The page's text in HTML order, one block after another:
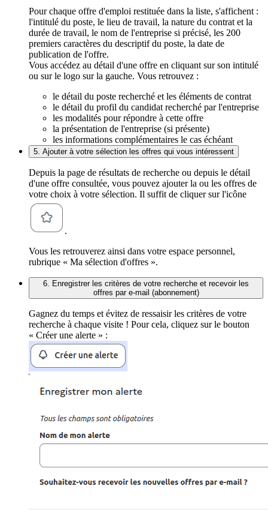
Pour chaque offre d'emploi restituée dans la liste, s'affichent :
l'intitulé du poste, le lieu de travail, la nature du contrat et la
durée de travail, le nom de l'entreprise si précisé, les 200
premiers caractères du descriptif du poste, la date de
publication de l'offre.
Vous accédez au détail d'une offre en cliquant sur son intitulé
ou sur le logo sur la gauche. Vous retrouvez :
le détail du poste recherché et les éléments de contrat
le détail du profil du candidat recherché par l'entreprise
les modalités pour répondre à cette offre
la présentation de l'entreprise (si présente)
les informations complémentaires le cas échéant
5. Ajouter à votre sélection les offres qui vous intéressent
Depuis la page de résultats de recherche ou depuis le détail
d'une offre consultée, vous pouvez ajouter la ou les offres de
votre choix à votre sélection. Il suffit de cliquer sur l'icône
.
Vous les retrouverez ainsi dans votre espace personnel,
rubrique « Ma sélection d'offres ».
6. Enregistrer les critères de votre recherche et recevoir les
offres par e-mail (abonnement)
Gagnez du temps et évitez de ressaisir les critères de votre
recherche à chaque visite ! Pour cela, cliquez sur le bouton
« Créer une alerte » :